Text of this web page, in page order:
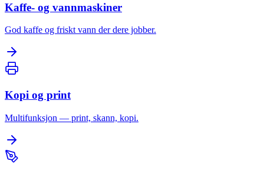
Kaffe- og vannmaskiner
God kaffe og friskt vann der dere jobber.
Kopi og print
Multifunksjon — print, skann, kopi.